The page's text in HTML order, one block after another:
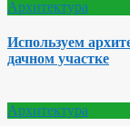
Архитектура
Используем
дачном участке
Архитектура